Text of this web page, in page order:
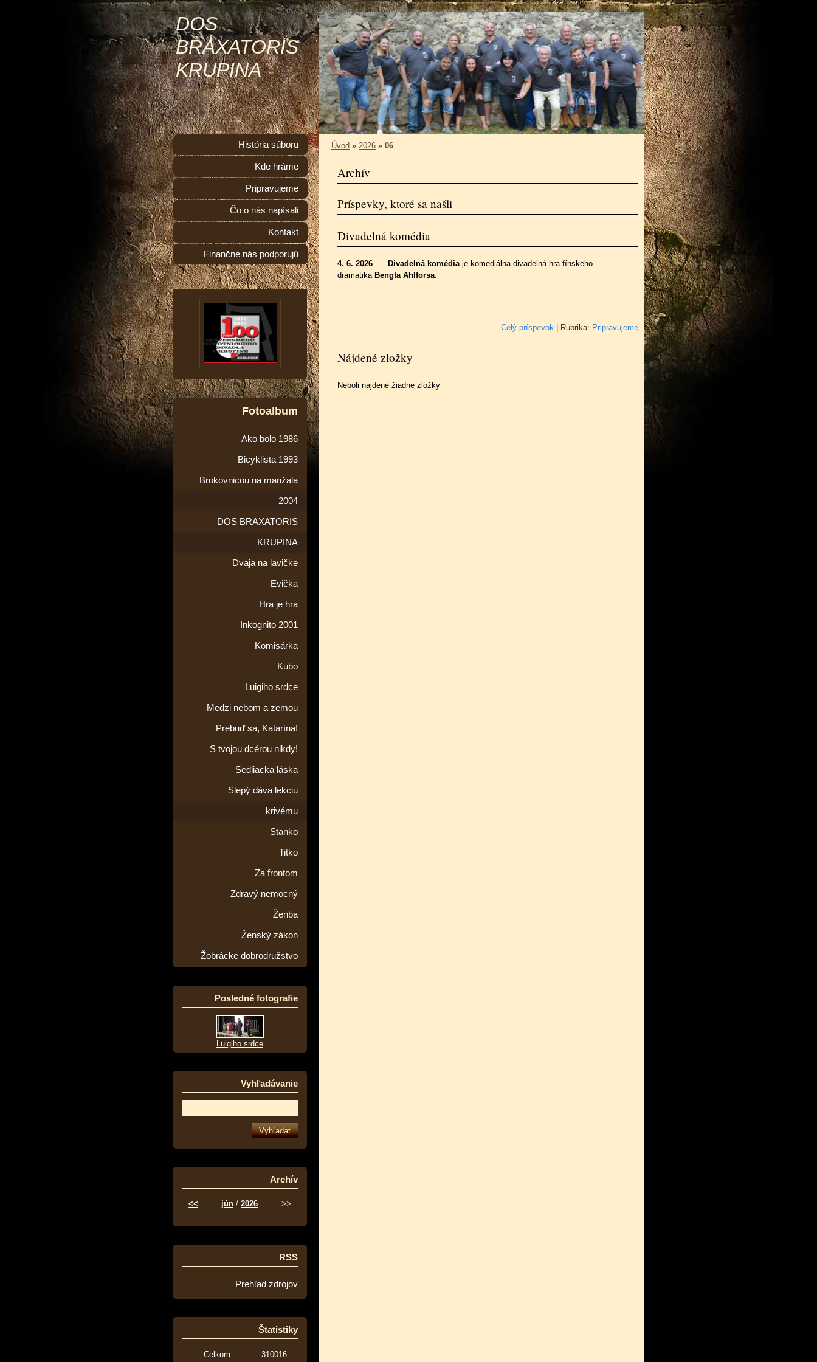
DOS
BRAXATORIS
KRUPINA
Úvod » 2026 » 06
Archív
Príspevky, ktoré sa našli
Divadelná komédia
4. 6. 2026 Divadelná komédiaje komediálna divadelná hra fínskeho
dramatika Bengta Ahlforsa.
Celý príspevok Rubrika: Pripravujeme
Nájdené zložky
Neboli najdené žiadne zložky
História súboru
Kde hráme
Pripravujeme
Čo o nás napísali
Kontakt
Finančne nás podporujú
Fotoalbum
Ako bolo 1986
Bicyklista 1993
Brokovnicou na manžala
2004
DOS BRAXATORIS
KRUPINA
Dvaja na lavičke
Evička
Hra je hra
Inkognito 2001
Komisárka
Kubo
Luigiho srdce
Medzi nebom a zemou
Prebuď sa, Katarína!
S tvojou dcérou nikdy!
Sedliacka láska
Slepý dáva lekciu
krivému
Stanko
Titko
Za frontom
Zdravý nemocný
Ženba
Ženský zákon
Žobrácke dobrodružstvo
Posledné fotografie
Luigiho srdce
Vyhľadávanie
Archív
<< jún / 2026 >>
RSS
Prehľad zdrojov
Štatistiky
Celkom: 310016